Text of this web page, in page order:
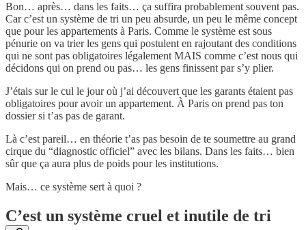
Bon… après… dans les faits… ça suffira probablement souvent pas.
Car c’est un système de tri un peu absurde, un peu le même concept
que pour les appartements à Paris. Comme le système est sous
pénurie on va trier les gens qui postulent en rajoutant des conditions
qui ne sont pas obligatoires légalement MAIS comme c’est nous qui
décidons qui on prend ou pas… les gens finissent par s’y plier.
J’étais sur le cul le jour où j’ai découvert que les garants étaient pas
obligatoires pour avoir un appartement. À Paris on prend pas ton
dossier si t’as pas de garant.
Là c’est pareil… en théorie t’as pas besoin de te soumettre au grand
cirque du “diagnostic officiel” avec les bilans. Dans les faits… bien
sûr que ça aura plus de poids pour les institutions.
Mais… ce système sert à quoi ?
C’est un système cruel et inutile de tri